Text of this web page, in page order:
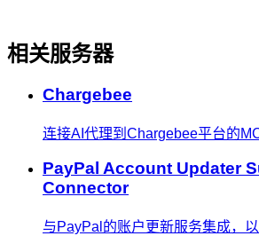
相关服务器
Chargebee
连接AI代理到Chargebee平台的
PayPal Account Updater
Connector
与PayPal的账户更新服务集成，